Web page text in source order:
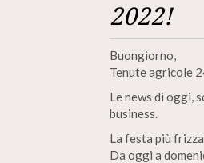
2022!
Buongiorno,
Tenute agricole
Le news di oggi,
business.
La festa più
Da oggi a